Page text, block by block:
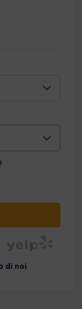
di noi